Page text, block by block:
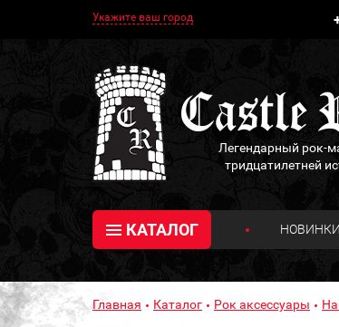
Укажите ваш город
Легендарный рок-
тридцатилетней
КАТАЛОГ НОВИНКИ
Главная Каталог Рок аксессуары